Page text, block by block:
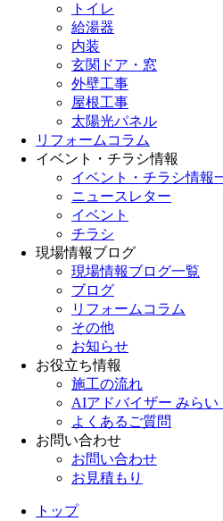
トイレ
給湯器
内装
玄関ドア・窓
外壁工事
屋根工事
太陽光パネル
リフォームコラム
イベント・チラシ情報
イベント・チラシ情報
ニュースレター
イベント
チラシ
現場情報ブログ
現場情報ブログ一覧
ブログ
リフォームコラム
その他
お知らせ
お役立ち情報
施工の流れ
AIアドバイザー みらい
よくあるご質問
お問い合わせ
お問い合わせ
お見積もり
トップ